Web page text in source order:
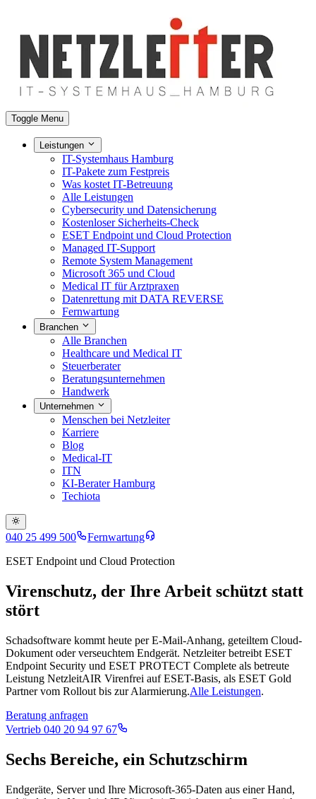
Toggle Menu
Leistungen
IT-Systemhaus Hamburg
IT-Pakete zum Festpreis
Was kostet IT-Betreuung
Alle Leistungen
Cybersecurity und Datensicherung
Kostenloser Sicherheits-Check
ESET Endpoint und Cloud Protection
Managed IT-Support
Remote System Management
Microsoft 365 und Cloud
Medical IT für Arztpraxen
Datenrettung mit DATA REVERSE
Fernwartung
Branchen
Alle Branchen
Healthcare und Medical IT
Steuerberater
Beratungsunternehmen
Handwerk
Unternehmen
Menschen bei Netzleiter
Karriere
Blog
Medical-IT
ITN
KI-Berater Hamburg
Techiota
040 25 499 500
Fernwartung
ESET Endpoint und Cloud Protection
Virenschutz, der Ihre Arbeit schützt statt
stört
Schadsoftware kommt heute per E-Mail-Anhang, geteiltem Cloud-
Dokument oder verseuchtem Endgerät. Netzleiter betreibt ESET
Endpoint Security und ESET PROTECT Complete als betreute
Leistung NetzleitAIR Virenfrei auf ESET-Basis, als ESET Gold
Partner vom Rollout bis zur Alarmierung.Alle Leistungen.
Beratung anfragen
Vertrieb 040 20 94 97 67
Sechs Bereiche, ein Schutzschirm
Endgeräte, Server und Ihre Microsoft-365-Daten aus einer Hand,